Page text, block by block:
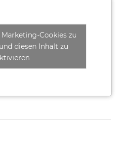
Cookies zu
diesen Inhalt zu